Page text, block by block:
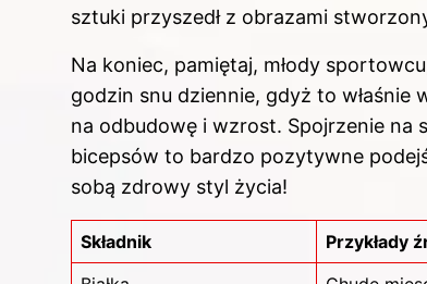
sztuki przyszedł z obrazami
Na koniec, pamiętaj, młody
godzin snu dziennie, gdyż to właśnie
na odbudowę i wzrost. Spojrzenie na
bicepsów to bardzo pozytywne
sobą zdrowy styl życia!
Składnik
Przykłady